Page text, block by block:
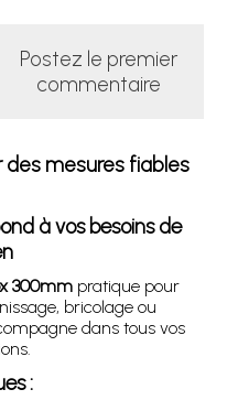
Postez le premier
commentaire
mesures fiables
à vos besoins de
300mm pratique pour
bricolage ou
dans tous vos
: